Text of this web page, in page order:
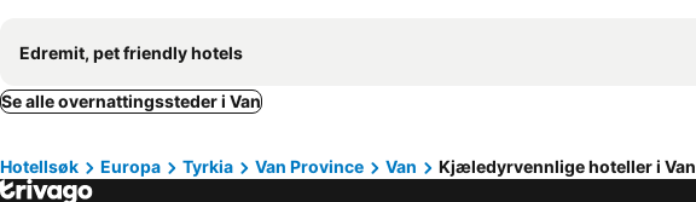
Edremit, pet friendly hotels
Se alle overnattingssteder i Van
Hotellsøk Europa Tyrkia Van Province Van Kjæledyrvennlige hoteller i Van